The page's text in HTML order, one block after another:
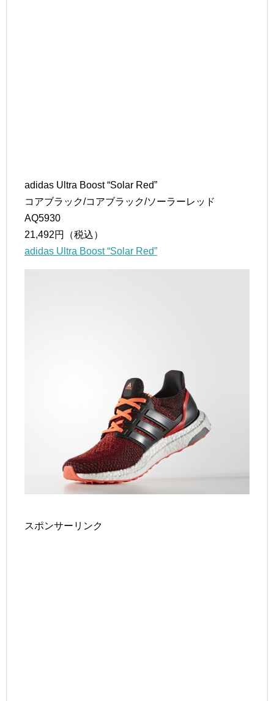
adidas Ultra Boost “Solar Red”
コアブラック/コアブラック/ソーラーレッド
AQ5930
21,492円（税込）
adidas Ultra Boost “Solar Red”
スポンサーリンク